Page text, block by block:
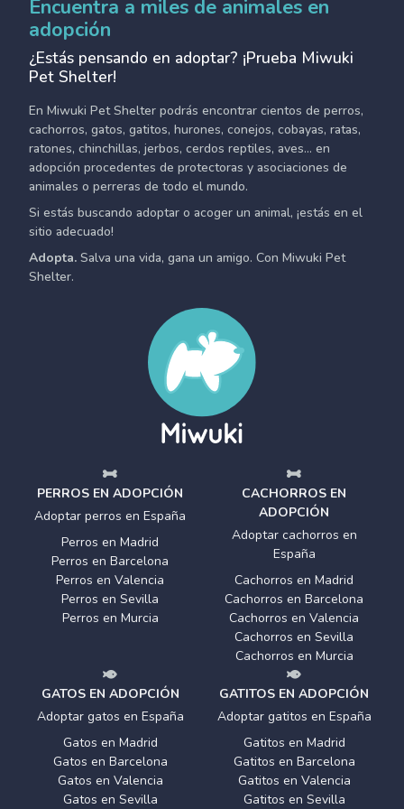
Encuentra a miles de animales en
adopción
¿Estás pensando en adoptar? ¡Prueba Miwuki
Pet Shelter!
En Miwuki Pet Shelter podrás encontrar cientos de perros,
cachorros, gatos, gatitos, hurones, conejos, cobayas, ratas,
ratones, chinchillas, jerbos, cerdos reptiles, aves... en
adopción procedentes de protectoras y asociaciones de
animales o perreras de todo el mundo.
Si estás buscando adoptar o acoger un animal, ¡estás en el
sitio adecuado!
Adopta. Salva una vida, gana un amigo. Con Miwuki Pet
Shelter.
PERROS EN ADOPCIÓN
Adoptar perros en España
Perros en Madrid
Perros en Barcelona
Perros en Valencia
Perros en Sevilla
Perros en Murcia
CACHORROS EN
ADOPCIÓN
Adoptar cachorros en
España
Cachorros en Madrid
Cachorros en Barcelona
Cachorros en Valencia
Cachorros en Sevilla
Cachorros en Murcia
GATOS EN ADOPCIÓN
Adoptar gatos en España
Gatos en Madrid
Gatos en Barcelona
Gatos en Valencia
Gatos en Sevilla
GATITOS EN ADOPCIÓN
Adoptar gatitos en España
Gatitos en Madrid
Gatitos en Barcelona
Gatitos en Valencia
Gatitos en Sevilla